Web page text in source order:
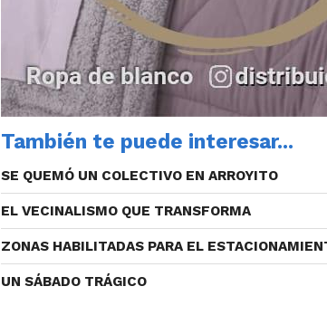
También te puede interesar...
SE QUEMÓ UN COLECTIVO EN ARROYITO
EL VECINALISMO QUE TRANSFORMA
ZONAS HABILITADAS PARA EL
UN SÁBADO TRÁGICO